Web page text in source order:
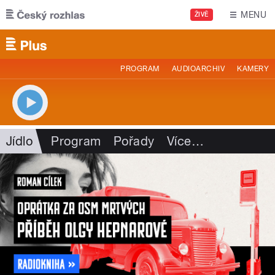
Přejít k hlavnímu obsahu
ŽIVĚ MENU
PROGRAM AUDIOARCHIV KAMERY
Jídlo Program Pořady Více…